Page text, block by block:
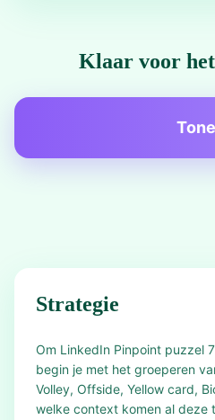
Klaar voor
Strategie
Om LinkedIn Pinpoint puzzel
begin je met het groeperen
Volley, Offside, Yellow card,
welke context komen al deze